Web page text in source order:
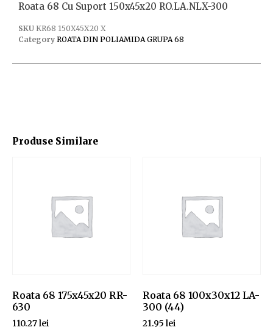
Produse Similare
Roata 68 175x45x20 RR-
630
110.27lei
Roata 68 100x30x12 LA-
300 (44)
21.95 lei
Roata 68 Cu Suport 150x45x20 RO.LA.NLX-300
SKU KR68 150X45X20 X
Category ROATA DIN POLIAMIDA GRUPA 68